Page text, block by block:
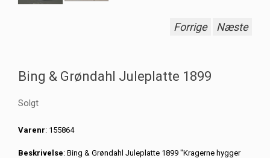
Forrige Næste
Bing & Grøndahl Juleplatte 1899
Solgt
Varenr: 155864
Beskrivelse: Bing & Grøndahl Juleplatte 1899 "Kragerne hygger